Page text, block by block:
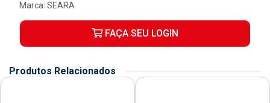
Marca: SEARA
FAÇA SEU LOGIN
Produtos Relacionados